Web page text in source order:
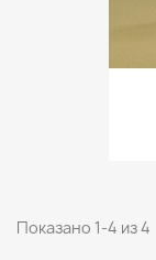
Показано 1-4 из 4